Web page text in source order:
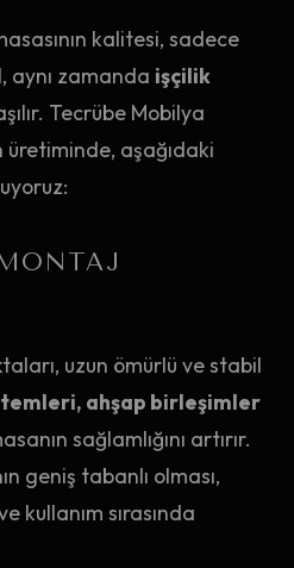
kalitesi, sadece
aynı zamanda işçilik
Tecrübe Mobilya
üretiminde, aşağıdaki
uzun ömürlü ve stabil
ahşap birleşimler
sağlamlığını artırır.
geniş tabanlı olması,
kullanım sırasında